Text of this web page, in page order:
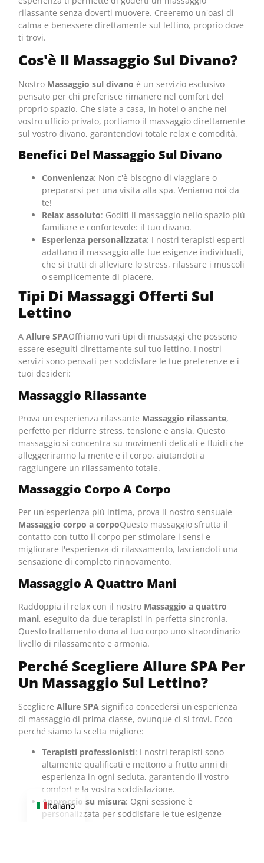
rilassante senza doverti muovere. Creeremo un'oasi di
calma e benessere direttamente sul lettino, proprio dove
ti trovi.
Cos'è Il Massaggio Sul Divano?
Nostro Massaggio sul divano è un servizio esclusivo
pensato per chi preferisce rimanere nel comfort del
proprio spazio. Che siate a casa, in hotel o anche nel
vostro ufficio privato, portiamo il massaggio direttamente
sul vostro divano, garantendovi totale relax e comodità.
Benefici Del Massaggio Sul Divano
Convenienza: Non c'è bisogno di viaggiare o
prepararsi per una visita alla spa. Veniamo noi da
te!
Relax assoluto: Goditi il massaggio nello spazio più
familiare e confortevole: il tuo divano.
Esperienza personalizzata: I nostri terapisti esperti
adattano il massaggio alle tue esigenze individuali,
che si tratti di alleviare lo stress, rilassare i muscoli
o semplicemente di piacere.
Tipi Di Massaggi Offerti Sul
Lettino
AAllure SPAOffriamo vari tipi di massaggi che possono
essere eseguiti direttamente sul tuo lettino. I nostri
servizi sono pensati per soddisfare le tue preferenze e i
tuoi desideri:
Massaggio Rilassante
Prova un'esperienza rilassante Massaggio rilassante,
perfetto per ridurre stress, tensione e ansia. Questo
massaggio si concentra su movimenti delicati e fluidi che
alleggeriranno la mente e il corpo, aiutandoti a
raggiungere un rilassamento totale.
Massaggio Corpo A Corpo
Per un'esperienza più intima, prova il nostro sensuale
Massaggio corpo a corpoQuesto massaggio sfrutta il
contatto con tutto il corpo per stimolare i sensi e
migliorare l'esperienza di rilassamento, lasciandoti una
sensazione di completo rinnovamento.
Massaggio A Quattro Mani
Raddoppia il relax con il nostro Massaggio a quattro
mani, eseguito da due terapisti in perfetta sincronia.
Questo trattamento dona al tuo corpo uno straordinario
livello di rilassamento e armonia.
Perché Scegliere Allure SPA Per
Un Massaggio Sul Lettino?
ScegliereAllure SPA significa concedersi un'esperienza
di massaggio di prima classe, ovunque ci si trovi. Ecco
perché siamo la scelta migliore:
Terapisti professionisti: I nostri terapisti sono
altamente qualificati e mettono a frutto anni di
esperienza in ogni seduta, garantendo il vostro
comfort e la vostra soddisfazione.
Approccio su misura: Ogni sessione è
personalizzata per soddisfare le tue esigenze
Italiano